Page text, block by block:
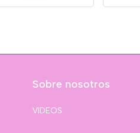
Sobre nosotros
VIDEOS